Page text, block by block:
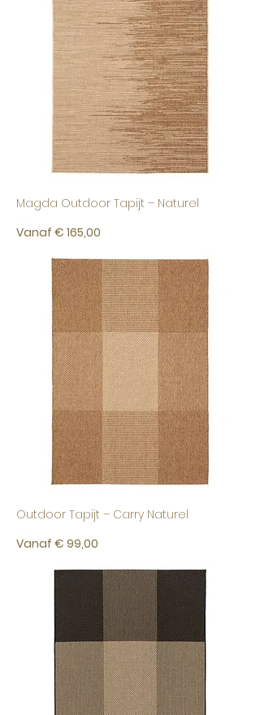
Magda Outdoor Tapijt – Naturel
Vanaf € 165,00
Verkoopprijs
Outdoor Tapijt – Carry Naturel
Vanaf € 99,00
Verkoopprijs